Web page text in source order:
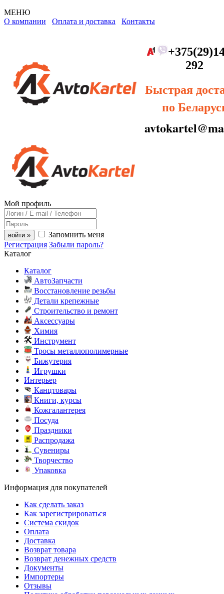
МЕНЮ
О компании Оплата и доставка Контакты
292
Быстрая
по
Мой профиль
войти »
Запомнить меня
Регистрация Забыли пароль?
Каталог
Каталог
АвтоЗапчасти
Восстановление резьбы
Детали крепежные
Строительство и ремонт
Аксессуары
Химия
Инструмент
Тросы металлополимерные
Бижутерия
Игрушки
Интерьер
Канцтовары
Книги, курсы
Кожгалантерея
Посуда
Праздники
Распродажа
Сувениры
Творчество
Упаковка
Информация для покупателей
Как сделать заказ
Как зарегистрироваться
Система скидок
Оплата
Доставка
Возврат товара
Возврат денежных средств
Документы
Импортеры
Отзывы